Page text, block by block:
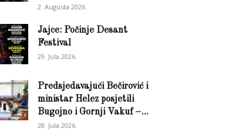
2. Augusta 2026.
Jajce: Počinje Desant
Festival
29. Jula 2026.
Predsjedavajući Bečirović i
ministar Helez posjetili
Bugojno i Gornji Vakuf –...
28. Jula 2026.